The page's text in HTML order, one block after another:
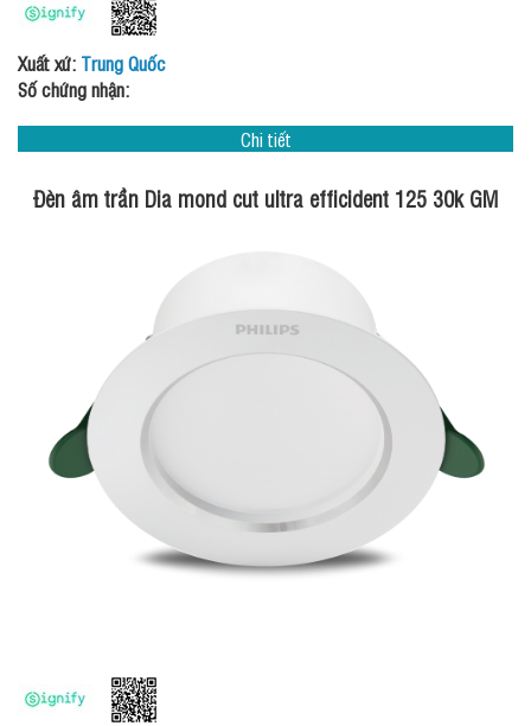
Xuất xứ: Trung Quốc
Số chứng nhận:
Chi tiết
Đèn âm trần Dia mond cut ultra efficident 125 30k GM